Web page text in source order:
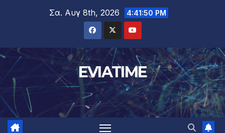
Σα. Αυγ 8th, 2026 4:41:51 PM
EVIATIME